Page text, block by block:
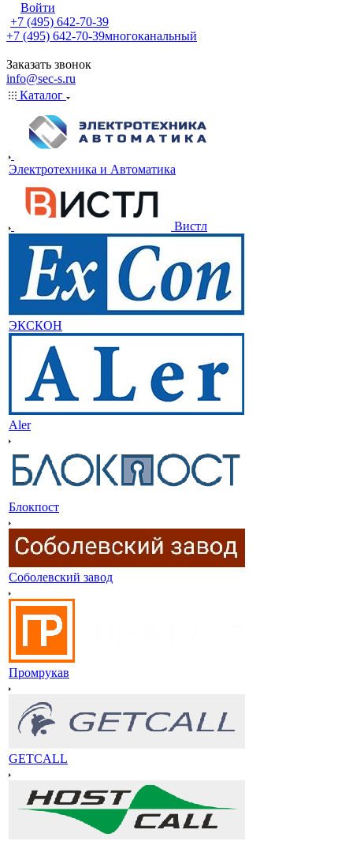
Войти
+7 (495) 642-70-39
+7 (495) 642-70-39многоканальный
Заказать звонок
info@sec-s.ru
Каталог
Электротехника и Автоматика
Вистл
ЭКСКОН
Aler
Блокпост
Соболевский завод
Промрукав
GETCALL